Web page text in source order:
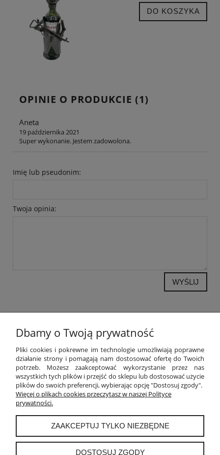
DO KOSZYKA
OPINIE O PRODUKCIE (1)
Aneta
19 października 2021
Super wykonanie. Jestem zadowolona.
Imię lub pseudonim:
Twoja opinia:
WYŚLIJ
POMOC
MOJE KONTO
PŁATNOŚCI I DOSTAWA
INFORMACJE
O NAS
Dbamy o Twoją prywatność
Pliki cookies i pokrewne im technologie umożliwiają poprawne
działanie strony i pomagają nam dostosować ofertę do Twoich
potrzeb. Możesz zaakceptować wykorzystanie przez nas
wszystkich tych plików i przejść do sklepu lub dostosować użycie
plików do swoich preferencji, wybierając opcję "Dostosuj zgody".
Więcej o plikach cookies przeczytasz w naszej Polityce
prywatności.
ZAAKCEPTUJ TYLKO NIEZBĘDNE
DOSTOSUJ ZGODY